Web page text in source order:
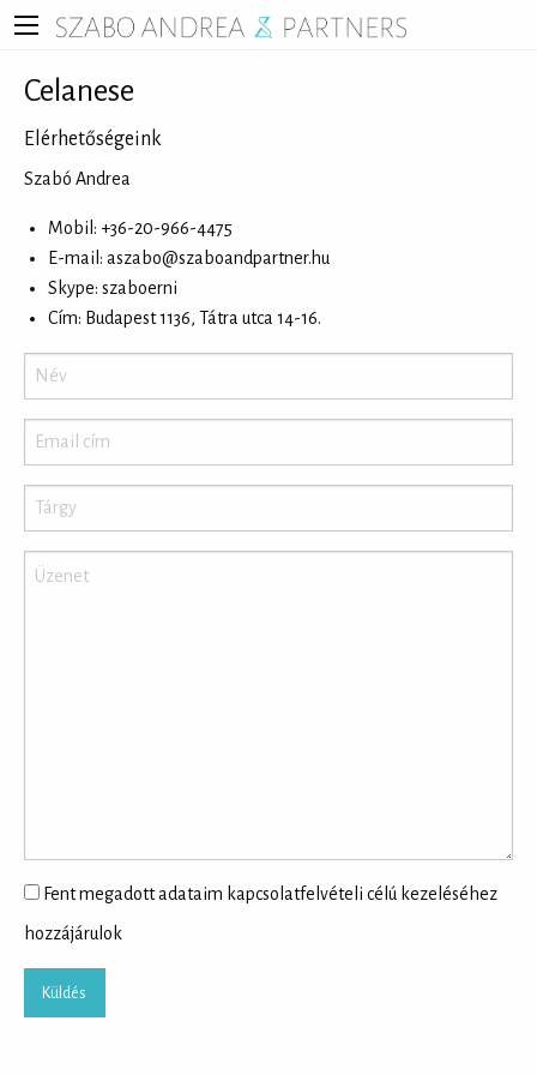
Celanese
Elérhetőségeink
Szabó Andrea
Mobil: +36-20-966-4475
E-mail: aszabo@szaboandpartner.hu
Skype: szaboerni
Cím: Budapest 1136, Tátra utca 14-16.
Fent megadott adataim kapcsolatfelvételi célú kezeléséhez
hozzájárulok